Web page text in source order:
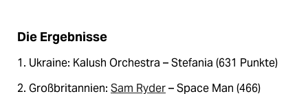
Die Ergebnisse
1. Ukraine: Kalush Orchestra – Stefania (631 Punkte)
2. Großbritannien: Sam Ryder– Space Man (466)